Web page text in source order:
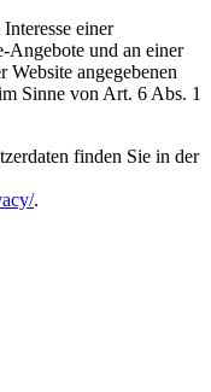
einer
Angebote und an einer
angegebenen
Sinne von Art. 6 Abs. 1
finden Sie in der
.